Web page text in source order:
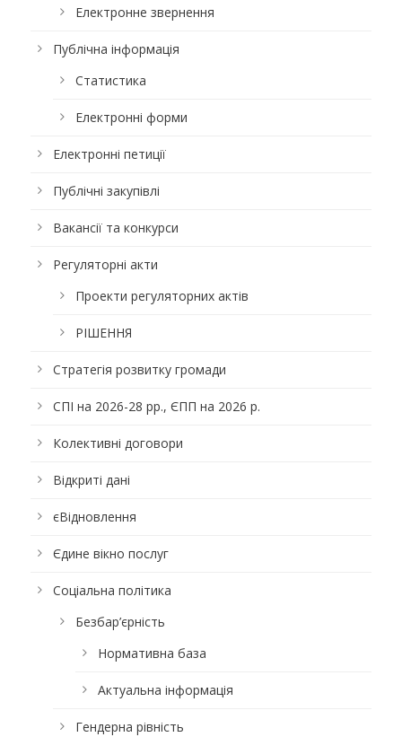
Електронне звернення
Публічна інформація
Статистика
Електронні форми
Електронні петиції
Публічні закупівлі
Вакансії та конкурси
Регуляторні акти
Проекти регуляторних актів
РІШЕННЯ
Стратегія розвитку громади
СПІ на 2026-28 рр., ЄПП на 2026 р.
Колективні договори
Відкриті дані
єВідновлення
Єдине вікно послуг
Соціальна політика
Безбар’єрність
Нормативна база
Актуальна інформація
Гендерна рівність